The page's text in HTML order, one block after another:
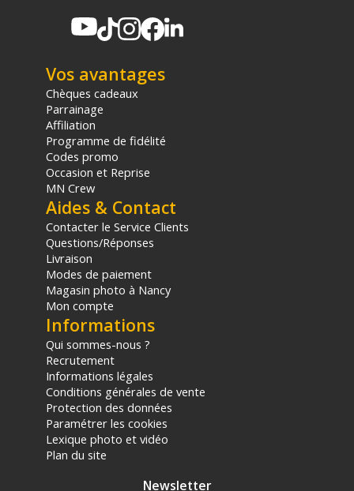
Vos avantages
Chèques cadeaux
Parrainage
Affiliation
Programme de fidélité
Codes promo
Occasion et Reprise
MN Crew
Aides & Contact
Contacter le Service Clients
Questions/Réponses
Livraison
Modes de paiement
Magasin photo à Nancy
Mon compte
Informations
Qui sommes-nous ?
Recrutement
Informations légales
Conditions générales de vente
Protection des données
Paramétrer les cookies
Lexique photo et vidéo
Plan du site
Newsletter